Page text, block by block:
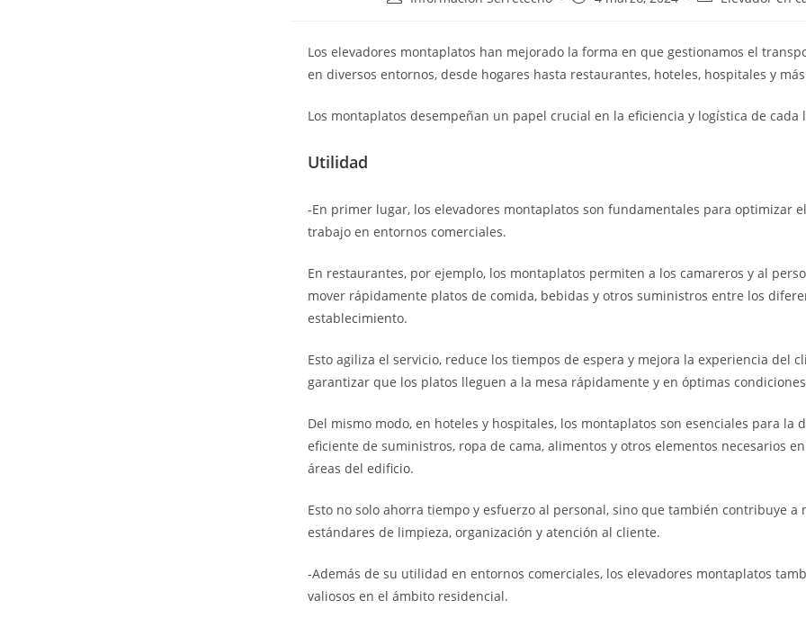
Los elevadores montaplatos han mejorado la forma en que gestionamos el
en diversos entornos, desde hogares hasta restaurantes, hoteles, hospitales y
Los montaplatos desempeñan un papel crucial en la eficiencia y logística de cada
Utilidad
-En primer lugar, los elevadores montaplatos son fundamentales para optimizar
trabajo en entornos comerciales.
En restaurantes, por ejemplo, los montaplatos permiten a los camareros y al
mover rápidamente platos de comida, bebidas y otros suministros entre los
establecimiento.
Esto agiliza el servicio, reduce los tiempos de espera y mejora la experiencia del
garantizar que los platos lleguen a la mesa rápidamente y en óptimas
Del mismo modo, en hoteles y hospitales, los montaplatos son esenciales para la
eficiente de suministros, ropa de cama, alimentos y otros elementos necesarios
áreas del edificio.
Esto no solo ahorra tiempo y esfuerzo al personal, sino que también contribuye a
estándares de limpieza, organización y atención al cliente.
-Además de su utilidad en entornos comerciales, los elevadores montaplatos
valiosos en el ámbito residencial.